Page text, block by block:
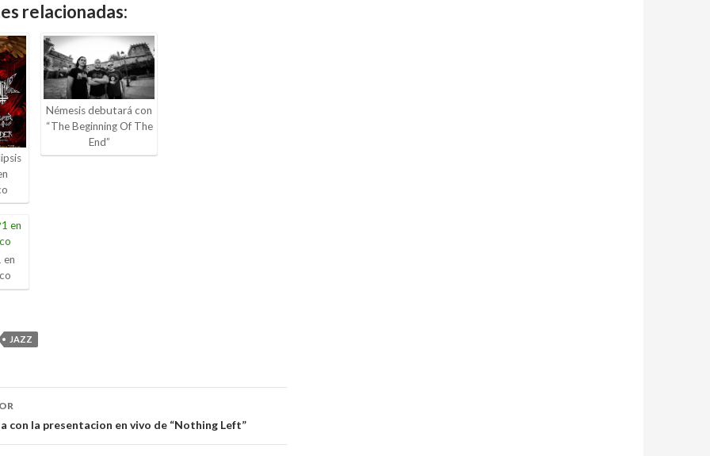
relacionadas:
en
Némesis debutará con
“The Beginning Of The
End”
JAZZ
con la presentacion en vivo de “Nothing Left”